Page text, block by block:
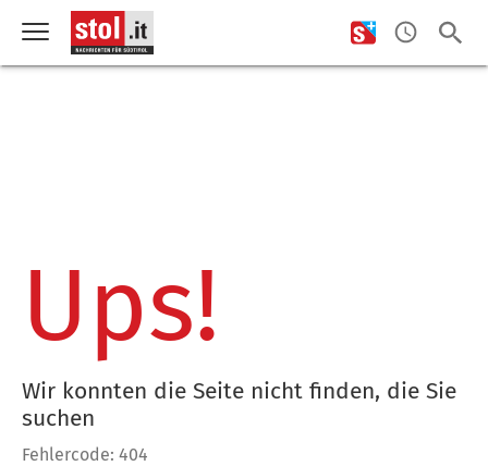
Ups!
Wir konnten die Seite nicht finden, die Sie
suchen
Fehlercode: 404